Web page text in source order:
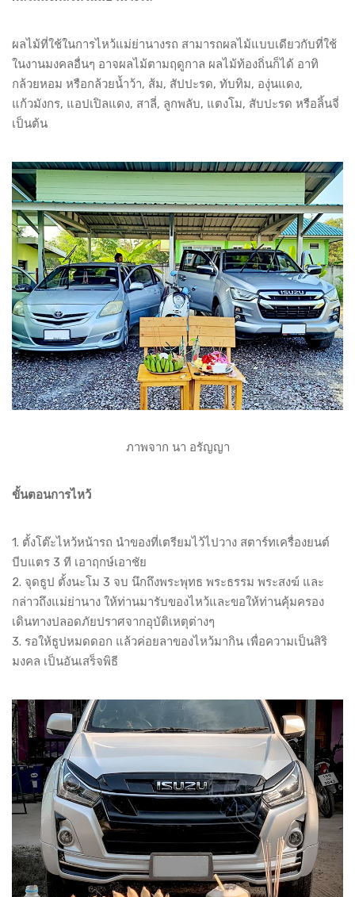
ผลไม้ที่ใช้ในการไหว้แม่ย่านางรถ สามารถผลไม้แบบเดียวกับที่ใช้
ในงานมงคลอื่นๆ อาจผลไม้ตามฤดูกาล ผลไม้ท้องถิ่นก็ได้ อาทิ
กล้วยหอม หรือกล้วยน้ำว้า, ส้ม, สัปปะรด, ทับทิม, องุ่นแดง,
แก้วมังกร, แอปเปิลแดง, สาลี่, ลูกพลับ, แตงโม, สับปะรด หรือลิ้นจี่
เป็นต้น
ภาพจาก นา อรัญญา
ขั้นตอนการไหว้
1. ตั้งโต๊ะไหว้หน้ารถ นำของที่เตรียมไว้ไปวาง สตาร์ทเครื่องยนต์
บีบแตร 3 ที เอาฤกษ์เอาชัย
2. จุดธูป ตั้งนะโม 3 จบ นึกถึงพระพุทธ พระธรรม พระสงฆ์ และ
กล่าวถึงแม่ย่านาง ให้ท่านมารับของไหว้และขอให้ท่านคุ้มครอง
เดินทางปลอดภัยปราศจากอุบัติเหตุต่างๆ
3. รอให้ธูปหมดดอก แล้วค่อยลาของไหว้มากิน เพื่อความเป็นสิริ
มงคล เป็นอันเสร็จพิธี